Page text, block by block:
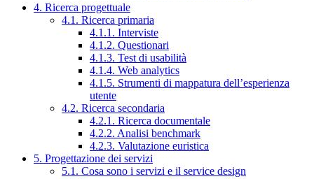
4. Ricerca progettuale
4.1. Ricerca primaria
4.1.1. Interviste
4.1.2. Questionari
4.1.3. Test di usabilità
4.1.4. Web analytics
4.1.5. Strumenti di mappatura dell’esperienza
utente
4.2. Ricerca secondaria
4.2.1. Ricerca documentale
4.2.2. Analisi benchmark
4.2.3. Valutazione euristica
5. Progettazione dei servizi
5.1. Cosa sono i servizi e il service design